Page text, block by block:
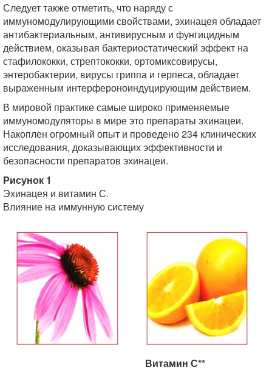
Следует также отметить, что наряду с
иммуномодулирующими свойствами, эхинацея обладает
антибактериальным, антивирусным и фунгицидным
действием, оказывая бактериостатический эффект на
стафилококки, стрептококки, ортомиксовирусы,
энтеробактерии, вирусы гриппа и герпеса, обладает
выраженным интерфероноиндуцирующим действием.
В мировой практике самые широко применяемые
иммуномодуляторы в мире это препараты эхинацеи.
Накоплен огромный опыт и проведено 234 клинических
исследования, доказывающих эффективности и
безопасности препаратов эхинацеи.
Рисунок 1
Эхинацея и витамин С.
Влияние на иммунную систему
Витамин С**